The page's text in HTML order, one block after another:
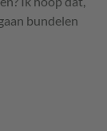
bundelen